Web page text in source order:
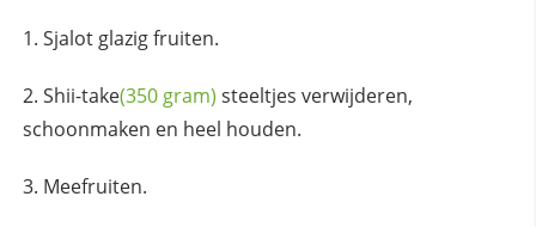
Sjalot glazig fruiten.
Shii-take(350 gram) steeltjes verwijderen,
schoonmaken en heel houden.
Meefruiten.